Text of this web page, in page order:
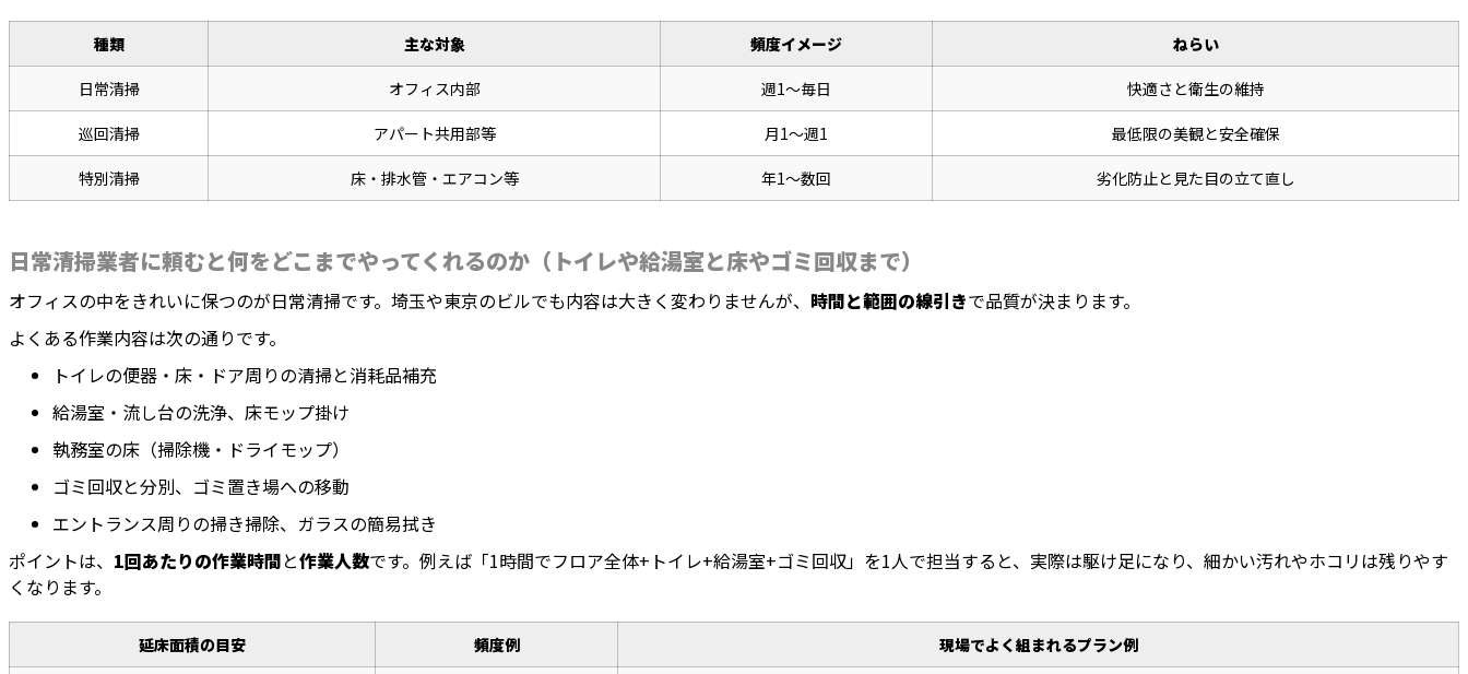
種類 主な対象 頻度イメージ ねらい
日常清掃 オフィス内部 週1〜毎日 快適さと衛生の維持
巡回清掃 アパート共用部等 月1〜週1 最低限の美観と安全確保
特別清掃 床・排水管・エアコン等 年1〜数回 劣化防止と見た目の立て直し
日常清掃業者に頼むと何をどこまでやってくれるのか（トイレや給湯室と床やゴミ回収まで）
オフィスの中をきれいに保つのが日常清掃です。埼玉や東京のビルでも内容は大きく変わりませんが、 時間と範囲の線引きで品質が決まります。
よくある作業内容は次の通りです。
トイレの便器・床・ドア周りの清掃と消耗品補充
給湯室・流し台の洗浄、床モップ掛け
執務室の床（掃除機・ドライモップ）
ゴミ回収と分別、ゴミ置き場への移動
エントランス周りの掃き掃除、ガラスの簡易拭き
ポイントは、 1回あたりの作業時間と作業人数です。例えば「1時間でフロア全体+トイレ+給湯室+ゴミ回収」を1人で担当すると、実際は駆け足になり、細かい汚れやホコリは残りやす
くなります。
延床面積の目安 頻度例 現場でよく組まれるプラン例